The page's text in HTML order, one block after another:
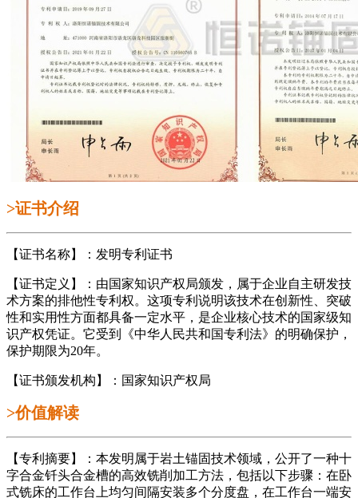
>证书介绍
【证书名称】：发明专利证书
【证书定义】：由国家知识产权局颁发，属于企业自主研发技
术方案的排他性专利权。这项专利说明该技术在创新性、突破
性和实用性方面都具备一定水平，是企业核心技术的国家级知
识产权凭证。它受到《中华人民共和国专利法》的明确保护，
保护期限为20年。
【证书颁发机构】：国家知识产权局
>价值解读
【专利摘要】：本发明属于岩土锚固技术领域，公开了一种十
字合金钎头合金槽的高效铣削加工方法，包括以下步骤：在卧
式铣床的工作台上均匀间隔安装多个分度盘，在工作台一端安